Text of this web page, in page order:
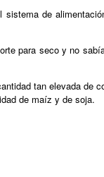
de
para seco y no
tan elevada de
de maíz y de soja.